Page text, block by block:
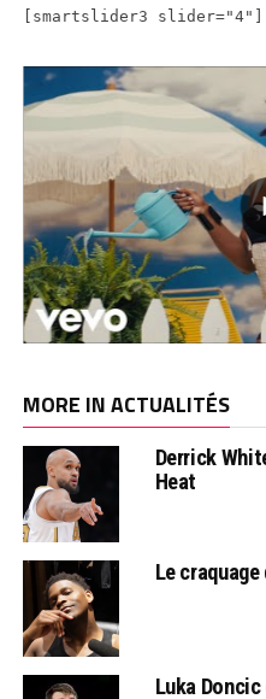
[smartslider3 slider="4"]
MORE IN ACTUALITÉS
Derrick
Heat
Le
Luka